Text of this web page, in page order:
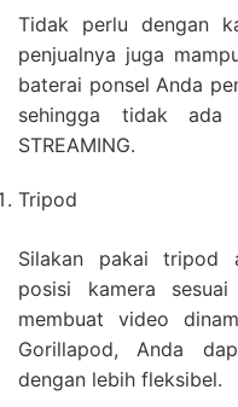
Tidak perlu dengan
penjualnya juga
baterai ponsel Anda
sehingga tidak ada
STREAMING.
Tripod
Silakan pakai tripod
posisi kamera
membuat video
Gorillapod, Anda
dengan lebih fleksibel.